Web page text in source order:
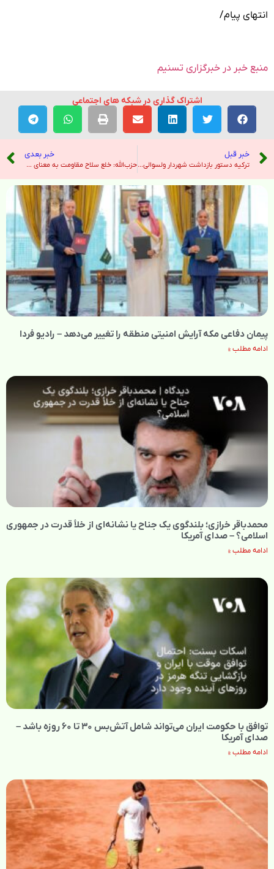
انتهای پیام/
منبع خبر در خبرگزاری تسنیم
اشتراک گذاری در شبکه های اجتماعی
خبر قبل
ترکیه دستور بازداشت شهردار ولسوالی استانبول در پروب فساد: گزارش – هندوستان امروز
خبر بعدی
حزب‌الله: خلع سلاح مقاومت به معنای اجرای پروژه توسعه‌طلبانه رژیم صهیونیستی است – خبرگزاری ایرنا
پیمان دفاعی مکه آرایش امنیتی منطقه را تغییر می‌دهد – رادیو فردا
ادامه مطلب »
محمدباقر خرازی؛ بلندگوی یک جناح یا نشانه‌ای از خلأ قدرت در جمهوری
اسلامی؟ – صدای آمریکا
ادامه مطلب »
توافق با حکومت ایران می‌تواند شامل آتش‌بس ۳۰ تا ۶۰ روزه باشد –
صدای آمریکا
ادامه مطلب »